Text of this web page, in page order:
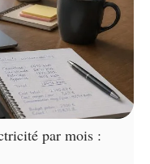
par mois :